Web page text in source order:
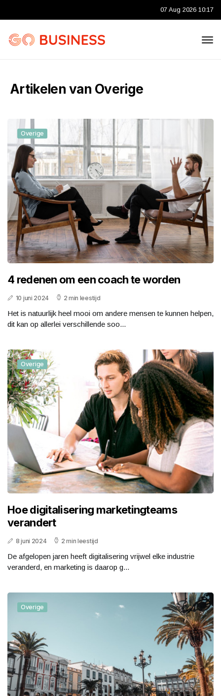
07 Aug 2026 10:17
Artikelen van Overige
Overige
4 redenen om een coach te worden
10 juni 2024 2 min leestijd
Het is natuurlijk heel mooi om andere mensen te kunnen helpen,
dit kan op allerlei verschillende soo...
Overige
Hoe digitalisering marketingteams
verandert
8 juni 2024 2 min leestijd
De afgelopen jaren heeft digitalisering vrijwel elke industrie
veranderd, en marketing is daarop g...
Overige